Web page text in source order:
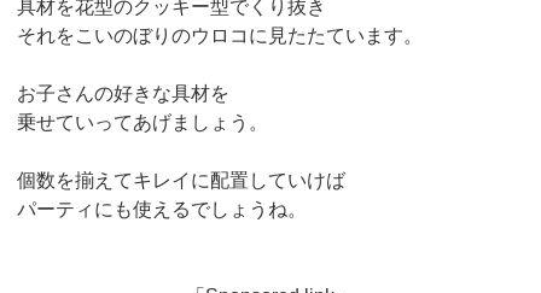
具材を花型のクッキー型でくり抜き
それをこいのぼりのウロコに見たたています。
お子さんの好きな具材を
乗せていってあげましょう。
個数を揃えてキレイに配置していけば
パーティにも使えるでしょうね。